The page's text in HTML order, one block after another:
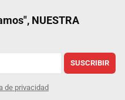
NUESTRA
SUSCRIBIR
de privacidad